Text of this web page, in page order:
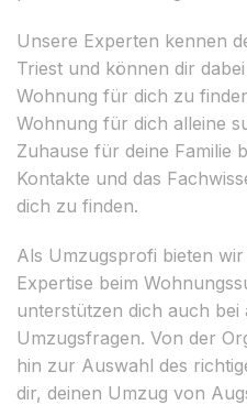
Unsere Experten kennen
Triest und können dir
Wohnung für dich zu
Wohnung für dich alleine
Zuhause für deine Familie
Kontakte und das
dich zu finden.
Als Umzugsprofi bieten
Expertise beim
unterstützen dich auch bei
Umzugsfragen. Von der
hin zur Auswahl des
dir, deinen Umzug von